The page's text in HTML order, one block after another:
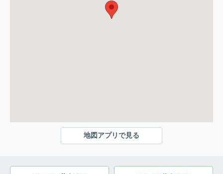
地図アプリで見る